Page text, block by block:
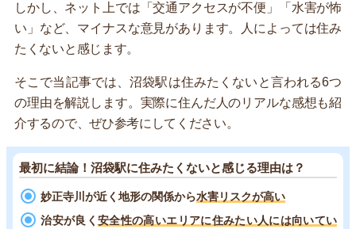
しかし、ネット上では「交通アクセスが不便」「水害が怖
い」など、マイナスな意見があります。人によっては住み
たくないと感じます。
そこで当記事では、沼袋駅は住みたくないと言われる6つ
の理由を解説します。実際に住んだ人のリアルな感想も紹
介するので、ぜひ参考にしてください。
最初に結論！沼袋駅に住みたくないと感じる理由は？
妙正寺川が近く地形の関係から水害リスクが高い
治安が良く安全性の高いエリアに住みたい人には向いてい